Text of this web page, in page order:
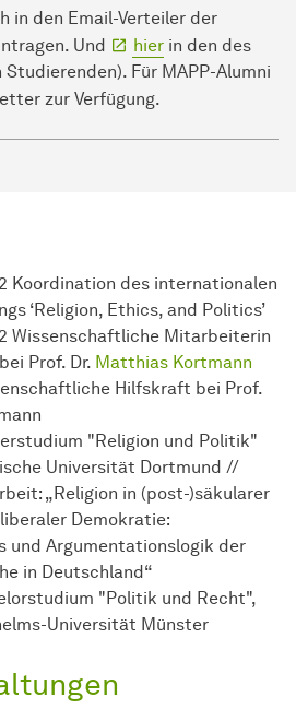
in den Email-Verteiler der
Und
hier in den des
Für MAPP-Alumni
zur Verfügung.
Koordination des internationalen
‘Religion, Ethics, and Politics’
Wissenschaftliche Mitarbeiterin
Prof. Dr. Matthias Kortmann
Hilfskraft bei Prof.
"Religion und Politik"
Universität Dortmund //
„Religion in (post-)säkularer
Demokratie:
und Argumentationslogik der
in Deutschland“
"Politik und Recht",
Universität Münster